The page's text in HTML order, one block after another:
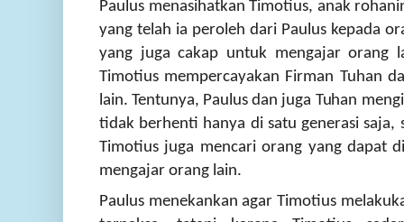
Paulus menasihatkan Timotius, anak
yang telah ia peroleh dari Paulus kepada
yang juga cakap untuk mengajar orang
Timotius mempercayakan Firman Tuhan
lain. Tentunya, Paulus dan juga Tuhan
tidak berhenti hanya di satu generasi saja,
Timotius juga mencari orang yang dapat
mengajar orang lain.
Paulus menekankan agar Timotius